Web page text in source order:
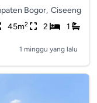
Bogor, Ciseeng
45m2 2 1
1 minggu yang lalu